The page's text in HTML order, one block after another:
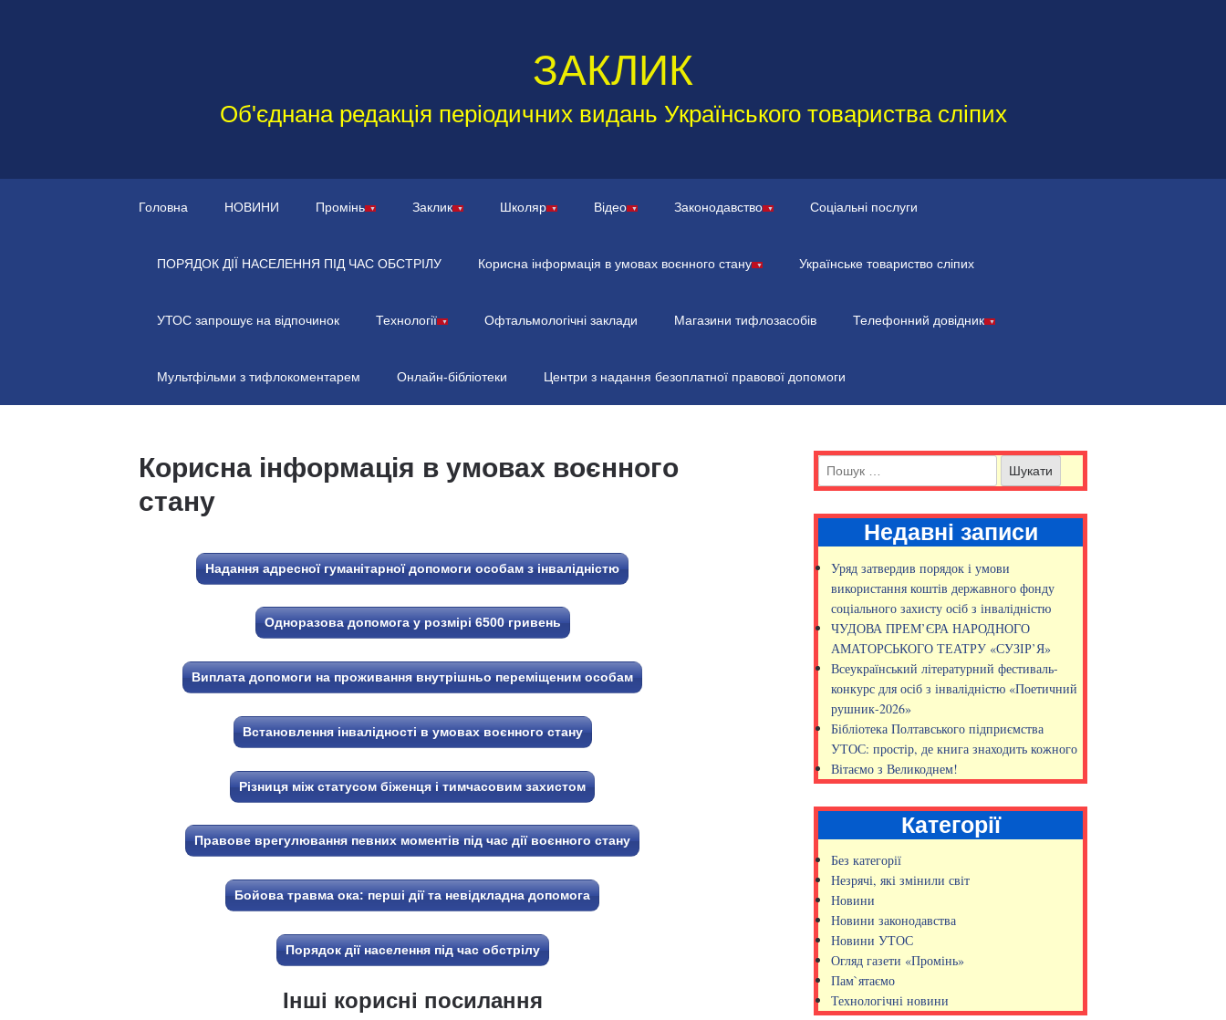
ЗАКЛИК
Об'єднана редакція періодичних видань Українського товариства сліпих
Головна НОВИНИ Промінь Заклик Школяр Відео Законодавство Соціальні послуги
ПОРЯДОК ДІЇ НАСЕЛЕННЯ ПІД ЧАС ОБСТРІЛУ Корисна інформація в умовах воєнного стану Українське товариство сліпих
УТОС запрошує на відпочинок Технології Офтальмологічні заклади Магазини тифлозасобів Телефонний довідник
Мультфільми з тифлокоментарем Онлайн-бібліотеки Центри з надання безоплатної правової допомоги
Корисна інформація в умовах воєнного
стану
Надання адресної гуманітарної допомоги особам з інвалідністю
Одноразова допомога у розмірі 6500 гривень
Виплата допомоги на проживання внутрішньо переміщеним особам
Встановлення інвалідності в умовах воєнного стану
Різниця між статусом біженця і тимчасовим захистом
Правове врегулювання певних моментів під час дії воєнного стану
Бойова травма ока: перші дії та невідкладна допомога
Порядок дії населення під час обстрілу
Інші корисні посилання
Недавні записи
Уряд затвердив порядок і умови
використання коштів державного фонду
соціального захисту осіб з інвалідністю
ЧУДОВА ПРЕМ’ЄРА НАРОДНОГО
АМАТОРСЬКОГО ТЕАТРУ «СУЗІР’Я»
Всеукраїнський літературний фестиваль-
конкурс для осіб з інвалідністю «Поетичний
рушник-2026»
Бібліотека Полтавського підприємства
УТОС: простір, де книга знаходить кожного
Вітаємо з Великоднем!
Категорії
Без категорії
Незрячі, які змінили світ
Новини
Новини законодавства
Новини УТОС
Огляд газети «Промінь»
Пам`ятаємо
Технологічні новини